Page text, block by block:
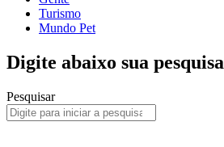
Turismo
Mundo Pet
Digite abaixo sua pesquisa
Pesquisar